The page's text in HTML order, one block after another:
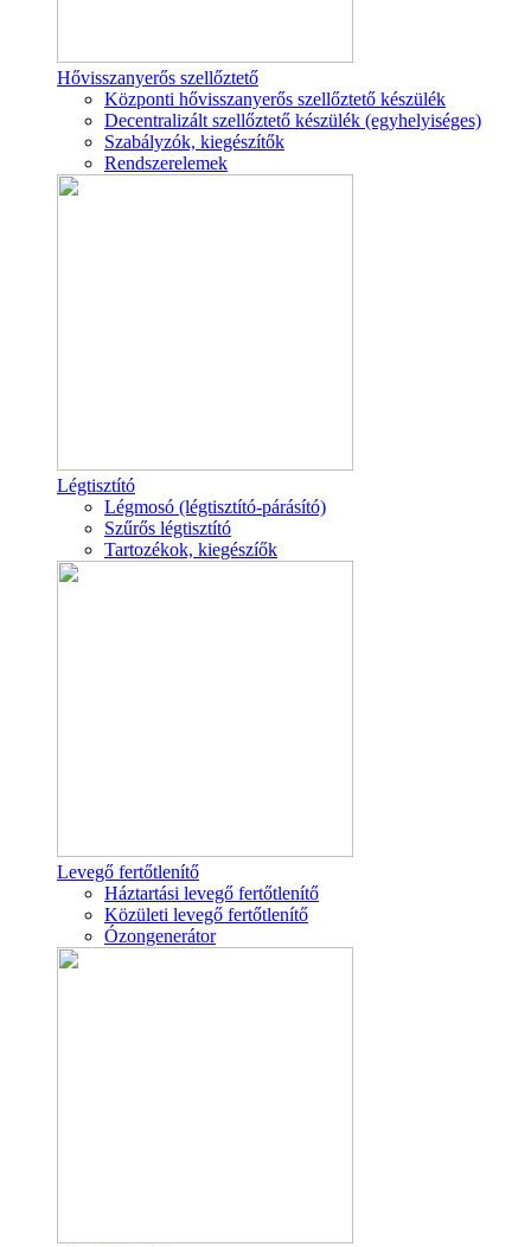
Hővisszanyerős szellőztető
Központi hővisszanyerős szellőztető készülék
Decentralizált szellőztető készülék (egyhelyiséges)
Szabályzók, kiegészítők
Rendszerelemek
Légtisztító
Légmosó (légtisztító-párásító)
Szűrős légtisztító
Tartozékok, kiegészíők
Levegő fertőtlenítő
Háztartási levegő fertőtlenítő
Közületi levegő fertőtlenítő
Ózongenerátor